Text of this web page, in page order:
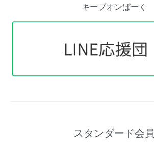
キープオンぱーく
スタンダード会員